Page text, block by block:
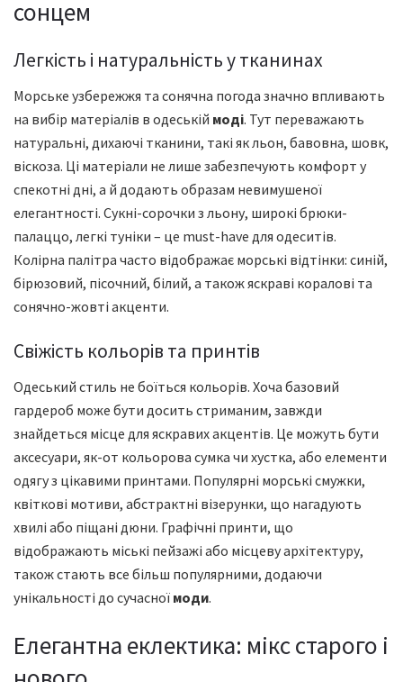
сонцем
Легкість і натуральність у тканинах
Морське узбережжя та сонячна погода значно впливають
на вибір матеріалів в одеській моді. Тут переважають
натуральні, дихаючі тканини, такі як льон, бавовна, шовк,
віскоза. Ці матеріали не лише забезпечують комфорт у
спекотні дні, а й додають образам невимушеної
елегантності. Сукні-сорочки з льону, широкі брюки-
палаццо, легкі туніки – це must-have для одеситів.
Колірна палітра часто відображає морські відтінки: синій,
бірюзовий, пісочний, білий, а також яскраві коралові та
сонячно-жовті акценти.
Свіжість кольорів та принтів
Одеський стиль не боїться кольорів. Хоча базовий
гардероб може бути досить стриманим, завжди
знайдеться місце для яскравих акцентів. Це можуть бути
аксесуари, як-от кольорова сумка чи хустка, або елементи
одягу з цікавими принтами. Популярні морські смужки,
квіткові мотиви, абстрактні візерунки, що нагадують
хвилі або піщані дюни. Графічні принти, що
відображають міські пейзажі або місцеву архітектуру,
також стають все більш популярними, додаючи
унікальності до сучасної моди.
Елегантна еклектика: мікс старого і